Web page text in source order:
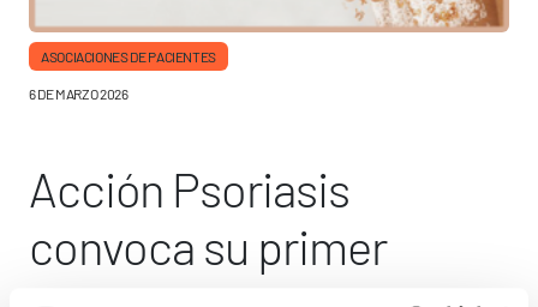
ASOCIACIONES DE PACIENTES
6 DE MARZO 2026
Acción Psoriasis
convoca su primer